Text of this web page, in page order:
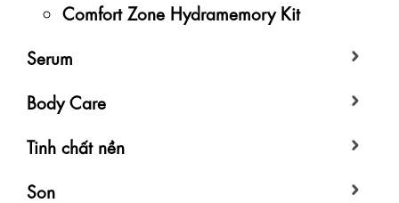
Comfort Zone Hydramemory Kit
Serum
Body Care
Tinh chất nền
Son